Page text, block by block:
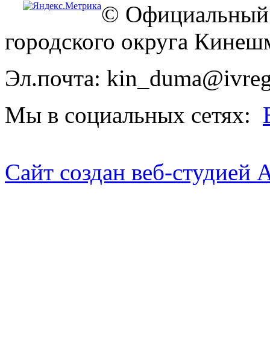
© Официальный
городского округа
Эл.почта:
Мы в социальных сетях:
Сайт создан веб-студией